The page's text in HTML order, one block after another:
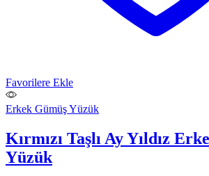
Favorilere Ekle
Erkek Gümüş Yüzük
Kırmızı Taşlı Ay Yıldız
Yüzük